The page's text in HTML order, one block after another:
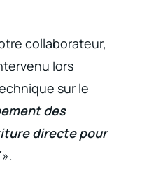
collaborateur,
lors
sur le
des
directe pour
».